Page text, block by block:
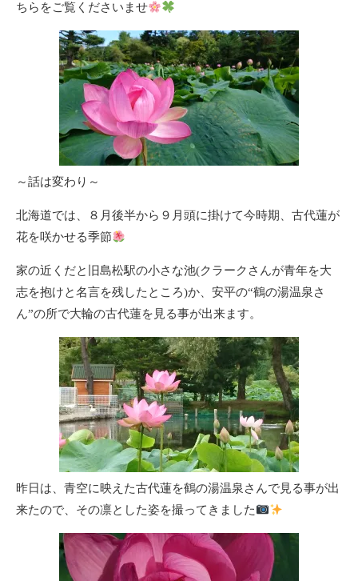
ちらをご覧くださいませ
～話は変わり～
北海道では、８月後半から９月頭に掛けて今時期、古代蓮が
花を咲かせる季節
家の近くだと 旧島松駅の小さな池(クラークさんが青年を大
志を抱けと名言を残したところ)か、 安平の“鶴の湯温泉さ
ん”の所で大輪の古代蓮を見る事が出来ます。
昨日は、青空に映えた古代蓮を鶴の湯温泉さんで見る事が出
来たので、その凛とした姿を撮ってきました